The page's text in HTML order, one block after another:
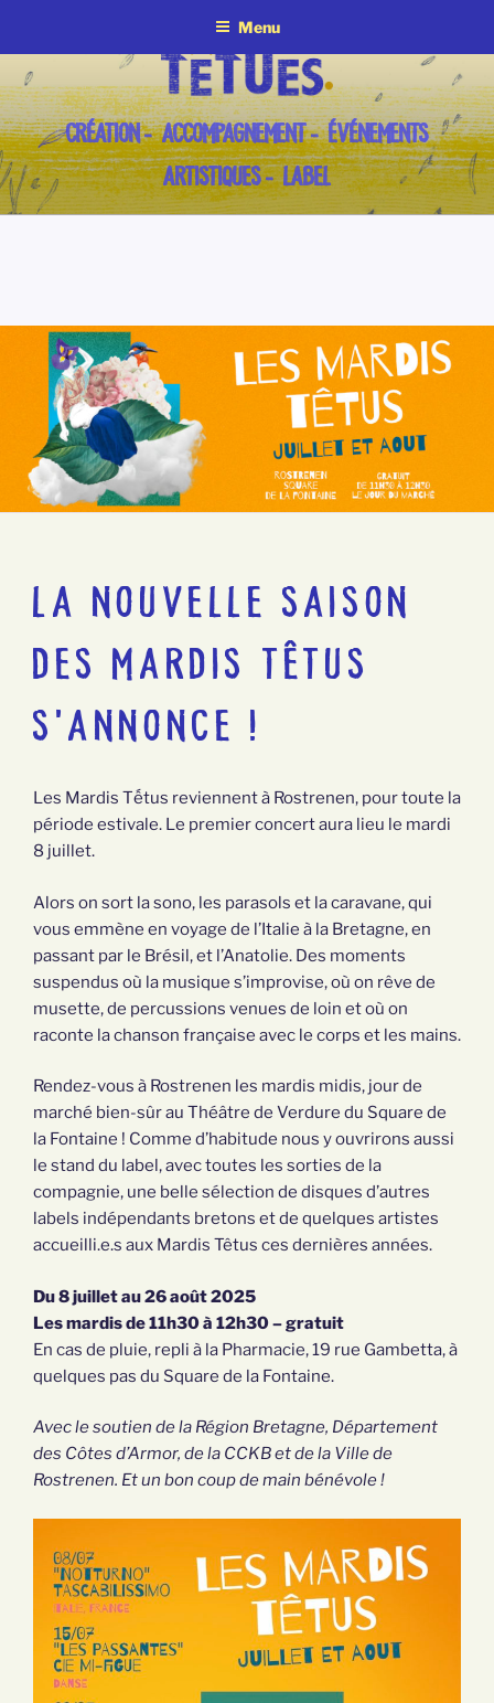
principal
CRÉATION – ACCOMPAGNEMENT – ÉVÉNEMENTS
ARTISTIQUES – LABEL
Menu
LA NOUVELLE SAISON
DES MARDIS TÊTUS
S’ANNONCE !
Les Mardis Tếtus reviennent à Rostrenen, pour toute la
période estivale. Le premier concert aura lieu le mardi
8 juillet.
Alors on sort la sono, les parasols et la caravane, qui
vous emmène en voyage de l’Italie à la Bretagne, en
passant par le Brésil, et l’Anatolie. Des moments
suspendus où la musique s’improvise, où on rêve de
musette, de percussions venues de loin et où on
raconte la chanson française avec le corps et les mains.
Rendez-vous à Rostrenen les mardis midis, jour de
marché bien-sûr au Théâtre de Verdure du Square de
la Fontaine ! Comme d’habitude nous y ouvrirons aussi
le stand du label, avec toutes les sorties de la
compagnie, une belle sélection de disques d’autres
labels indépendants bretons et de quelques artistes
accueilli.e.s aux Mardis Têtus ces dernières années.
Du 8 juillet au 26 août 2025
Les mardis de 11h30 à 12h30 – gratuit
En cas de pluie, repli à la Pharmacie, 19 rue Gambetta, à
quelques pas du Square de la Fontaine.
Avec le soutien de la Région Bretagne, Département
des Côtes d’Armor, de la CCKB et de la Ville de
Rostrenen. Et un bon coup de main bénévole !